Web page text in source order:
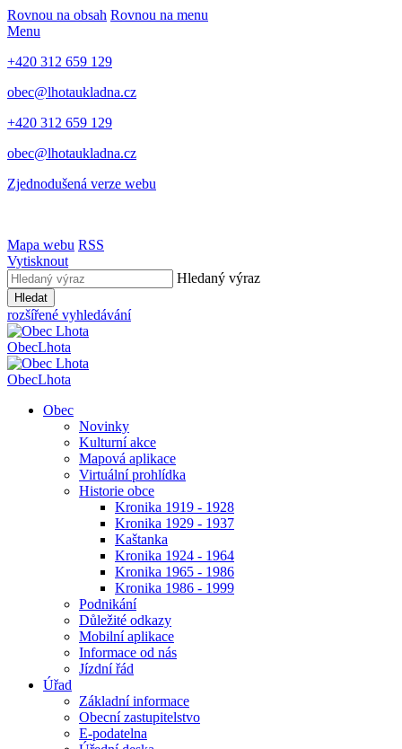
Rovnou na obsah Rovnou na menu
Menu
+420 312 659 129
obec@lhotaukladna.cz
+420 312 659 129
obec@lhotaukladna.cz
Zjednodušená verze webu
Mapa webu RSS
Vytisknout
Hledaný výraz
Hledat
rozšířené vyhledávání
ObecLhota
ObecLhota
Obec
Novinky
Kulturní akce
Mapová aplikace
Virtuální prohlídka
Historie obce
Kronika 1919 - 1928
Kronika 1929 - 1937
Kaštanka
Kronika 1924 - 1964
Kronika 1965 - 1986
Kronika 1986 - 1999
Podnikání
Důležité odkazy
Mobilní aplikace
Informace od nás
Jízdní řád
Úřad
Základní informace
Obecní zastupitelstvo
E-podatelna